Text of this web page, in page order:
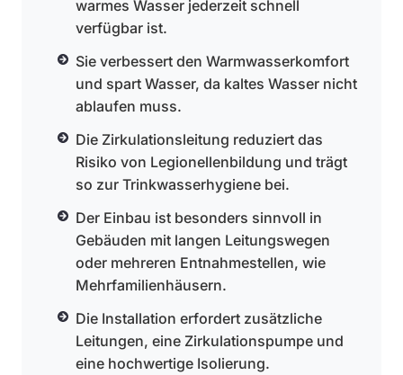
warmes Wasser jederzeit schnell
verfügbar ist.
Sie verbessert den Warmwasserkomfort
und spart Wasser, da kaltes Wasser nicht
ablaufen muss.
Die Zirkulationsleitung reduziert das
Risiko von Legionellenbildung und trägt
so zur Trinkwasserhygiene bei.
Der Einbau ist besonders sinnvoll in
Gebäuden mit langen Leitungswegen
oder mehreren Entnahmestellen, wie
Mehrfamilienhäusern.
Die Installation erfordert zusätzliche
Leitungen, eine Zirkulationspumpe und
eine hochwertige Isolierung.